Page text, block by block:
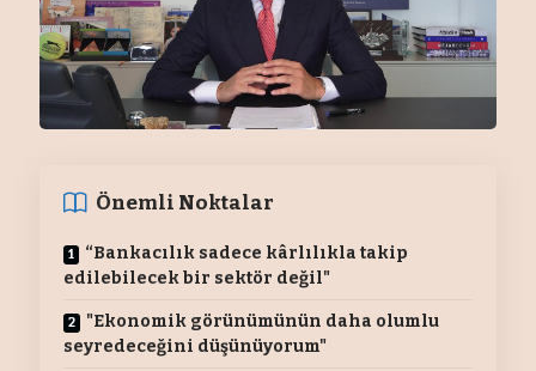
Önemli Noktalar
“Bankacılık sadece kârlılıkla takip
edilebilecek bir sektör değil"
"Ekonomik görünümünün daha olumlu
seyredeceğini düşünüyorum"